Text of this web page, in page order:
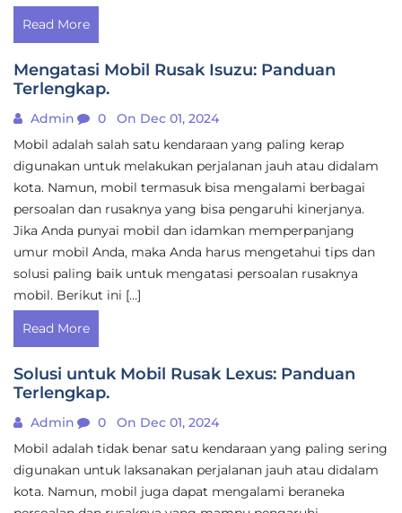
Read More
Mengatasi Mobil Rusak Isuzu: Panduan
Terlengkap.
Admin 0
On Dec 01, 2024
Mobil adalah salah satu kendaraan yang paling kerap
digunakan untuk melakukan perjalanan jauh atau didalam
kota. Namun, mobil termasuk bisa mengalami berbagai
persoalan dan rusaknya yang bisa pengaruhi kinerjanya.
Jika Anda punyai mobil dan idamkan memperpanjang
umur mobil Anda, maka Anda harus mengetahui tips dan
solusi paling baik untuk mengatasi persoalan rusaknya
mobil. Berikut ini […]
Read More
Solusi untuk Mobil Rusak Lexus: Panduan
Terlengkap.
Admin 0
On Dec 01, 2024
Mobil adalah tidak benar satu kendaraan yang paling sering
digunakan untuk laksanakan perjalanan jauh atau didalam
kota. Namun, mobil juga dapat mengalami beraneka